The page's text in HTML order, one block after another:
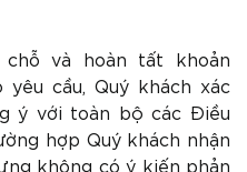
và hoàn tất khoản
cầu, Quý khách xác
ý với toàn bộ các Điều
hợp Quý khách nhận
không có ý kiến phản